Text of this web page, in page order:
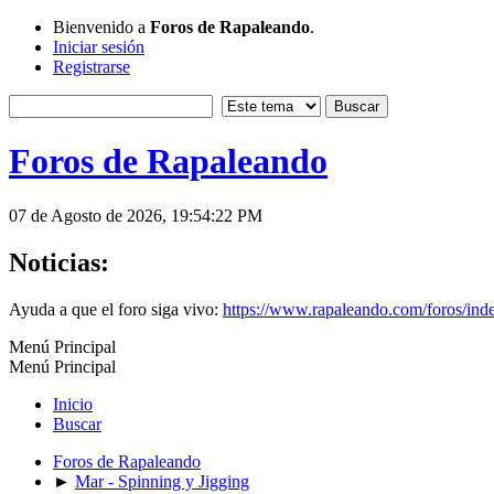
Bienvenido a Foros de Rapaleando.
Iniciar sesión
Registrarse
Foros de Rapaleando
07 de Agosto de 2026, 19:54:22 PM
Noticias:
Ayuda a que el foro siga vivo: https://www.rapaleando.com/foros/
Menú Principal
Menú Principal
Inicio
Buscar
Foros de Rapaleando
► Mar - Spinning y Jigging